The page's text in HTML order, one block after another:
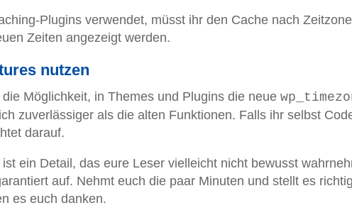
Plugins verwendet, müsst ihr den Cache nach
Zeiten angezeigt werden.
nutzen
Möglichkeit, in Themes und Plugins die neue
zuverlässiger als die alten Funktionen. Falls ihr selbst
darauf.
ein Detail, das eure Leser vielleicht nicht bewusst
auf. Nehmt euch die paar Minuten und stellt es
es euch danken.